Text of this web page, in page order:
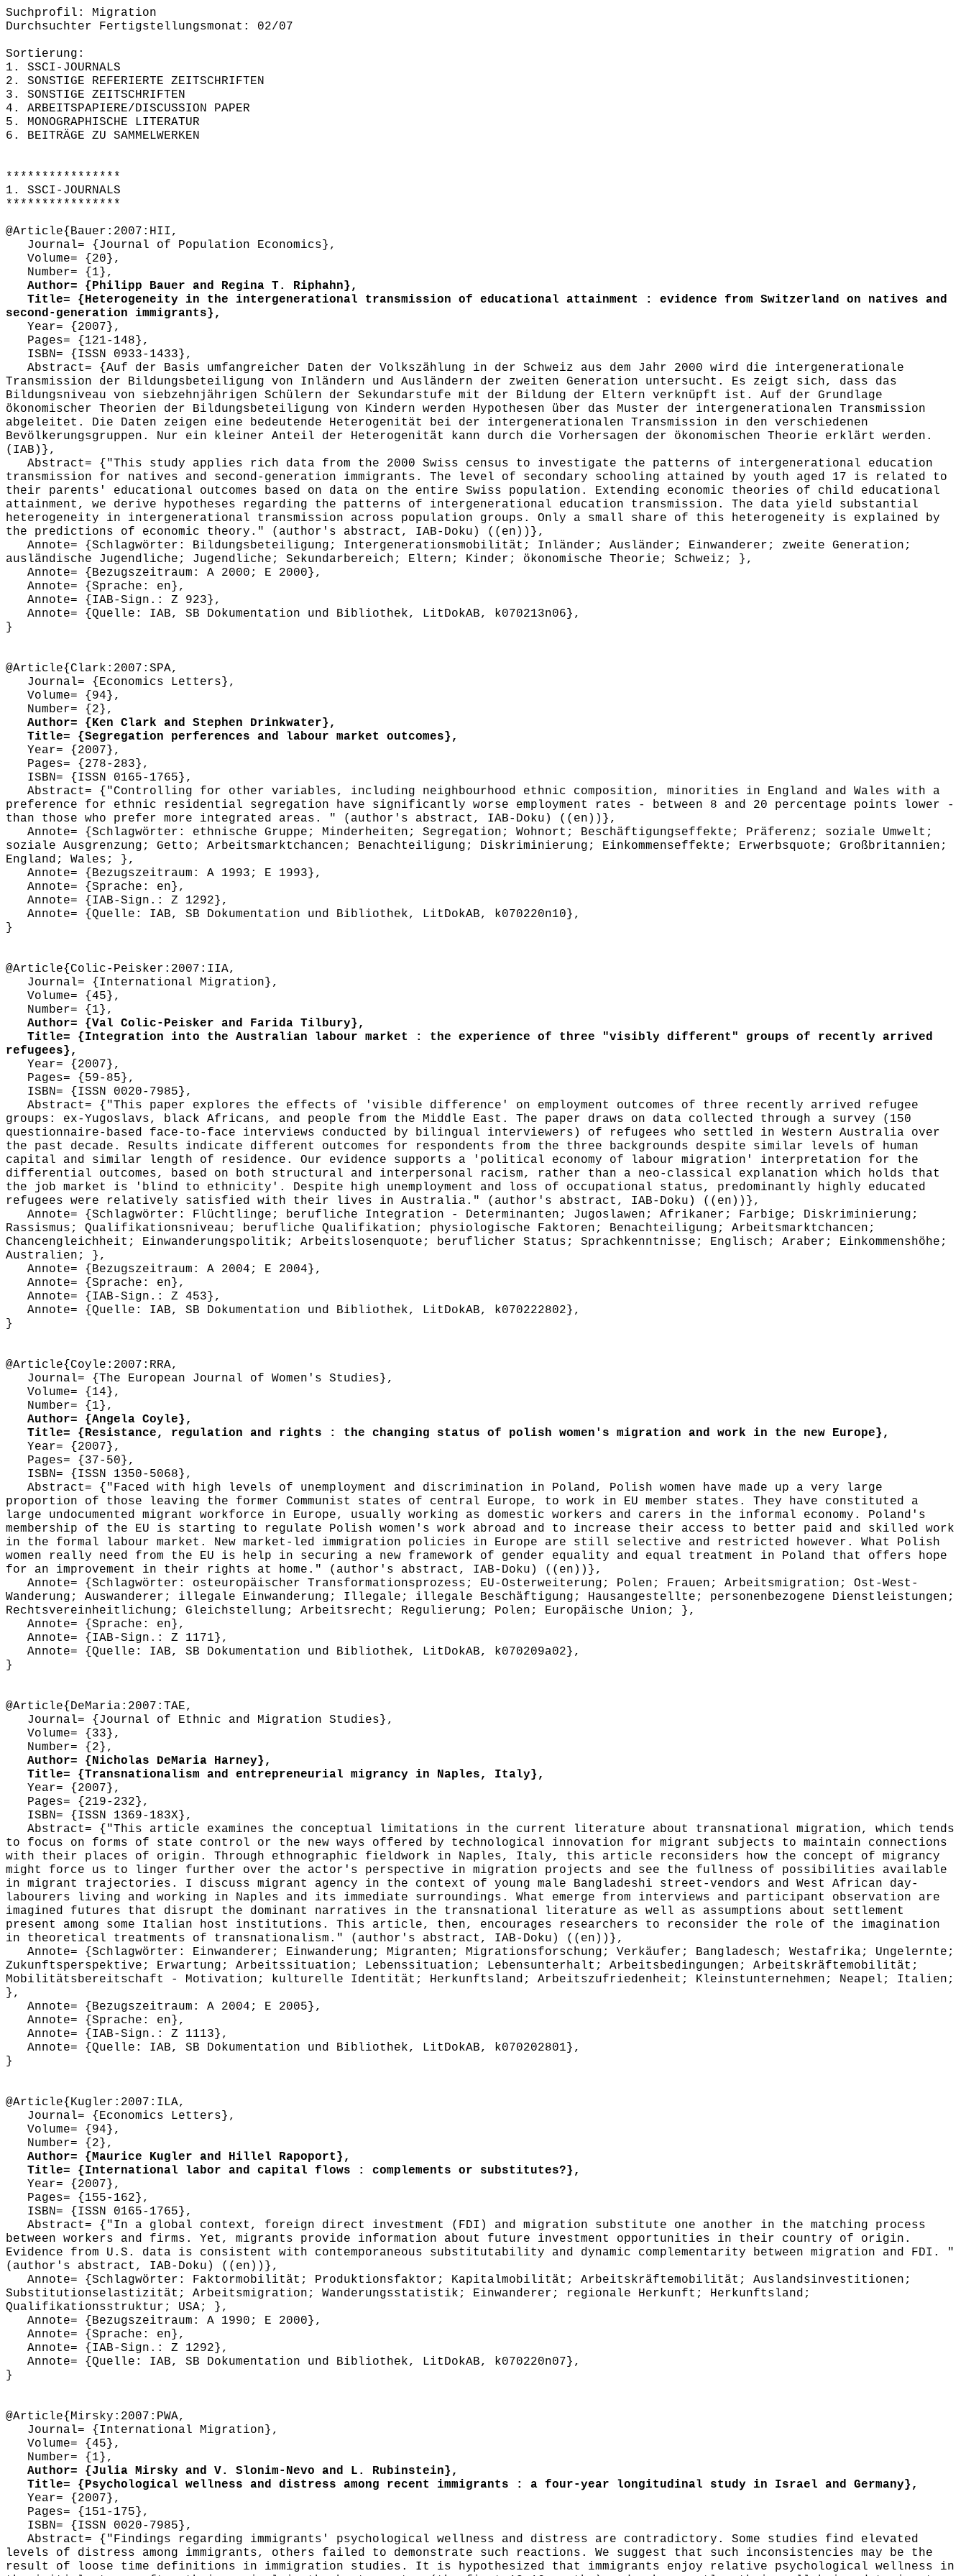
Suchprofil: Migration
Durchsuchter Fertigstellungsmonat: 02/07
Sortierung:
1. SSCI-JOURNALS
2. SONSTIGE REFERIERTE ZEITSCHRIFTEN
3. SONSTIGE ZEITSCHRIFTEN
4. ARBEITSPAPIERE/DISCUSSION PAPER
5. MONOGRAPHISCHE LITERATUR
6. BEITRÄGE ZU SAMMELWERKEN
****************
1. SSCI-JOURNALS
****************
@Article{Bauer:2007:HII,
Journal= {Journal of Population Economics},
Volume= {20},
Number= {1},
Author= {Philipp Bauer and Regina T. Riphahn},
Title= {Heterogeneity in the intergenerational transmission of educational attainment : evidence from Switzerland on natives and
second-generation immigrants},
Year= {2007},
Pages= {121-148},
ISBN= {ISSN 0933-1433},
Abstract= {Auf der Basis umfangreicher Daten der Volkszählung in der Schweiz aus dem Jahr 2000 wird die intergenerationale
Transmission der Bildungsbeteiligung von Inländern und Ausländern der zweiten Generation untersucht. Es zeigt sich, dass das
Bildungsniveau von siebzehnjährigen Schülern der Sekundarstufe mit der Bildung der Eltern verknüpft ist. Auf der Grundlage
ökonomischer Theorien der Bildungsbeteiligung von Kindern werden Hypothesen über das Muster der intergenerationalen Transmission
abgeleitet. Die Daten zeigen eine bedeutende Heterogenität bei der intergenerationalen Transmission in den verschiedenen
Bevölkerungsgruppen. Nur ein kleiner Anteil der Heterogenität kann durch die Vorhersagen der ökonomischen Theorie erklärt werden.
(IAB)},
Abstract= {"This study applies rich data from the 2000 Swiss census to investigate the patterns of intergenerational education
transmission for natives and second-generation immigrants. The level of secondary schooling attained by youth aged 17 is related to
their parents' educational outcomes based on data on the entire Swiss population. Extending economic theories of child educational
attainment, we derive hypotheses regarding the patterns of intergenerational education transmission. The data yield substantial
heterogeneity in intergenerational transmission across population groups. Only a small share of this heterogeneity is explained by
the predictions of economic theory." (author's abstract, IAB-Doku) ((en))},
Annote= {Schlagwörter: Bildungsbeteiligung; Intergenerationsmobilität; Inländer; Ausländer; Einwanderer; zweite Generation;
ausländische Jugendliche; Jugendliche; Sekundarbereich; Eltern; Kinder; ökonomische Theorie; Schweiz; },
Annote= {Bezugszeitraum: A 2000; E 2000},
Annote= {Sprache: en},
Annote= {IAB-Sign.: Z 923},
Annote= {Quelle: IAB, SB Dokumentation und Bibliothek, LitDokAB, k070213n06},
}
@Article{Clark:2007:SPA,
Journal= {Economics Letters},
Volume= {94},
Number= {2},
Author= {Ken Clark and Stephen Drinkwater},
Title= {Segregation perferences and labour market outcomes},
Year= {2007},
Pages= {278-283},
ISBN= {ISSN 0165-1765},
Abstract= {"Controlling for other variables, including neighbourhood ethnic composition, minorities in England and Wales with a
preference for ethnic residential segregation have significantly worse employment rates - between 8 and 20 percentage points lower -
than those who prefer more integrated areas. " (author's abstract, IAB-Doku) ((en))},
Annote= {Schlagwörter: ethnische Gruppe; Minderheiten; Segregation; Wohnort; Beschäftigungseffekte; Präferenz; soziale Umwelt;
soziale Ausgrenzung; Getto; Arbeitsmarktchancen; Benachteiligung; Diskriminierung; Einkommenseffekte; Erwerbsquote; Großbritannien;
England; Wales; },
Annote= {Bezugszeitraum: A 1993; E 1993},
Annote= {Sprache: en},
Annote= {IAB-Sign.: Z 1292},
Annote= {Quelle: IAB, SB Dokumentation und Bibliothek, LitDokAB, k070220n10},
}
@Article{Colic-Peisker:2007:IIA,
Journal= {International Migration},
Volume= {45},
Number= {1},
Author= {Val Colic-Peisker and Farida Tilbury},
Title= {Integration into the Australian labour market : the experience of three "visibly different" groups of recently arrived
refugees},
Year= {2007},
Pages= {59-85},
ISBN= {ISSN 0020-7985},
Abstract= {"This paper explores the effects of 'visible difference' on employment outcomes of three recently arrived refugee
groups: ex-Yugoslavs, black Africans, and people from the Middle East. The paper draws on data collected through a survey (150
questionnaire-based face-to-face interviews conducted by bilingual interviewers) of refugees who settled in Western Australia over
the past decade. Results indicate different outcomes for respondents from the three backgrounds despite similar levels of human
capital and similar length of residence. Our evidence supports a 'political economy of labour migration' interpretation for the
differential outcomes, based on both structural and interpersonal racism, rather than a neo-classical explanation which holds that
the job market is 'blind to ethnicity'. Despite high unemployment and loss of occupational status, predominantly highly educated
refugees were relatively satisfied with their lives in Australia." (author's abstract, IAB-Doku) ((en))},
Annote= {Schlagwörter: Flüchtlinge; berufliche Integration - Determinanten; Jugoslawen; Afrikaner; Farbige; Diskriminierung;
Rassismus; Qualifikationsniveau; berufliche Qualifikation; physiologische Faktoren; Benachteiligung; Arbeitsmarktchancen;
Chancengleichheit; Einwanderungspolitik; Arbeitslosenquote; beruflicher Status; Sprachkenntnisse; Englisch; Araber; Einkommenshöhe;
Australien; },
Annote= {Bezugszeitraum: A 2004; E 2004},
Annote= {Sprache: en},
Annote= {IAB-Sign.: Z 453},
Annote= {Quelle: IAB, SB Dokumentation und Bibliothek, LitDokAB, k070222802},
}
@Article{Coyle:2007:RRA,
Journal= {The European Journal of Women's Studies},
Volume= {14},
Number= {1},
Author= {Angela Coyle},
Title= {Resistance, regulation and rights : the changing status of polish women's migration and work in the new Europe},
Year= {2007},
Pages= {37-50},
ISBN= {ISSN 1350-5068},
Abstract= {"Faced with high levels of unemployment and discrimination in Poland, Polish women have made up a very large
proportion of those leaving the former Communist states of central Europe, to work in EU member states. They have constituted a
large undocumented migrant workforce in Europe, usually working as domestic workers and carers in the informal economy. Poland's
membership of the EU is starting to regulate Polish women's work abroad and to increase their access to better paid and skilled work
in the formal labour market. New market-led immigration policies in Europe are still selective and restricted however. What Polish
women really need from the EU is help in securing a new framework of gender equality and equal treatment in Poland that offers hope
for an improvement in their rights at home." (author's abstract, IAB-Doku) ((en))},
Annote= {Schlagwörter: osteuropäischer Transformationsprozess; EU-Osterweiterung; Polen; Frauen; Arbeitsmigration; Ost-West-
Wanderung; Auswanderer; illegale Einwanderung; Illegale; illegale Beschäftigung; Hausangestellte; personenbezogene Dienstleistungen;
Rechtsvereinheitlichung; Gleichstellung; Arbeitsrecht; Regulierung; Polen; Europäische Union; },
Annote= {Sprache: en},
Annote= {IAB-Sign.: Z 1171},
Annote= {Quelle: IAB, SB Dokumentation und Bibliothek, LitDokAB, k070209a02},
}
@Article{DeMaria:2007:TAE,
Journal= {Journal of Ethnic and Migration Studies},
Volume= {33},
Number= {2},
Author= {Nicholas DeMaria Harney},
Title= {Transnationalism and entrepreneurial migrancy in Naples, Italy},
Year= {2007},
Pages= {219-232},
ISBN= {ISSN 1369-183X},
Abstract= {"This article examines the conceptual limitations in the current literature about transnational migration, which tends
to focus on forms of state control or the new ways offered by technological innovation for migrant subjects to maintain connections
with their places of origin. Through ethnographic fieldwork in Naples, Italy, this article reconsiders how the concept of migrancy
might force us to linger further over the actor's perspective in migration projects and see the fullness of possibilities available
in migrant trajectories. I discuss migrant agency in the context of young male Bangladeshi street-vendors and West African day-
labourers living and working in Naples and its immediate surroundings. What emerge from interviews and participant observation are
imagined futures that disrupt the dominant narratives in the transnational literature as well as assumptions about settlement
present among some Italian host institutions. This article, then, encourages researchers to reconsider the role of the imagination
in theoretical treatments of transnationalism." (author's abstract, IAB-Doku) ((en))},
Annote= {Schlagwörter: Einwanderer; Einwanderung; Migranten; Migrationsforschung; Verkäufer; Bangladesch; Westafrika; Ungelernte;
Zukunftsperspektive; Erwartung; Arbeitssituation; Lebenssituation; Lebensunterhalt; Arbeitsbedingungen; Arbeitskräftemobilität;
Mobilitätsbereitschaft - Motivation; kulturelle Identität; Herkunftsland; Arbeitszufriedenheit; Kleinstunternehmen; Neapel; Italien;
},
Annote= {Bezugszeitraum: A 2004; E 2005},
Annote= {Sprache: en},
Annote= {IAB-Sign.: Z 1113},
Annote= {Quelle: IAB, SB Dokumentation und Bibliothek, LitDokAB, k070202801},
}
@Article{Kugler:2007:ILA,
Journal= {Economics Letters},
Volume= {94},
Number= {2},
Author= {Maurice Kugler and Hillel Rapoport},
Title= {International labor and capital flows : complements or substitutes?},
Year= {2007},
Pages= {155-162},
ISBN= {ISSN 0165-1765},
Abstract= {"In a global context, foreign direct investment (FDI) and migration substitute one another in the matching process
between workers and firms. Yet, migrants provide information about future investment opportunities in their country of origin.
Evidence from U.S. data is consistent with contemporaneous substitutability and dynamic complementarity between migration and FDI. "
(author's abstract, IAB-Doku) ((en))},
Annote= {Schlagwörter: Faktormobilität; Produktionsfaktor; Kapitalmobilität; Arbeitskräftemobilität; Auslandsinvestitionen;
Substitutionselastizität; Arbeitsmigration; Wanderungsstatistik; Einwanderer; regionale Herkunft; Herkunftsland;
Qualifikationsstruktur; USA; },
Annote= {Bezugszeitraum: A 1990; E 2000},
Annote= {Sprache: en},
Annote= {IAB-Sign.: Z 1292},
Annote= {Quelle: IAB, SB Dokumentation und Bibliothek, LitDokAB, k070220n07},
}
@Article{Mirsky:2007:PWA,
Journal= {International Migration},
Volume= {45},
Number= {1},
Author= {Julia Mirsky and V. Slonim-Nevo and L. Rubinstein},
Title= {Psychological wellness and distress among recent immigrants : a four-year longitudinal study in Israel and Germany},
Year= {2007},
Pages= {151-175},
ISBN= {ISSN 0020-7985},
Abstract= {"Findings regarding immigrants' psychological wellness and distress are contradictory. Some studies find elevated
levels of distress among immigrants, others failed to demonstrate such reactions. We suggest that such inconsistencies may be the
result of loose time definitions in immigration studies. It is hypothesized that immigrants enjoy relative psychological wellness in